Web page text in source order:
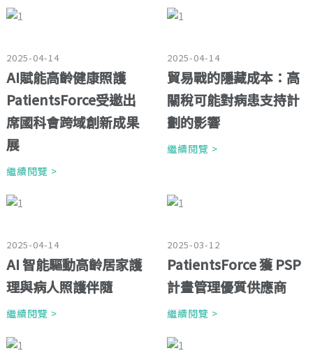
2025-04-14
AI賦能高齡健康照護
PatientsForce受邀出
席國科會跨域創新成果
展
繼續閱覽 >
2025-04-14
貿易戰的隱藏成本：高
關稅可能對病患支持計
劃的影響
繼續閱覽 >
2025-04-14
AI 智能驅動高齡居家護
理與病人照護伴隨
繼續閱覽 >
2025-03-12
PatientsForce 獲 PSP
計畫管理優質供應商
繼續閱覽 >